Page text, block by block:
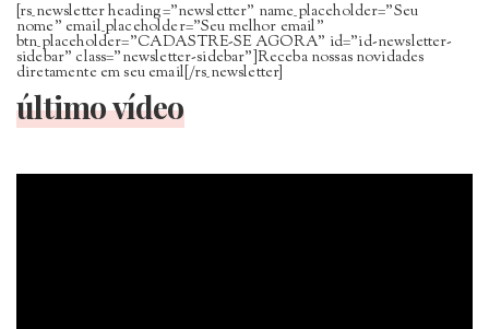
[rs_newsletter heading=”newsletter” name_placeholder=”Seu
nome” email_placeholder=”Seu melhor email”
btn_placeholder=”CADASTRE-SE AGORA” id=”id-newsletter-
sidebar” class=”newsletter-sidebar”]Receba nossas novidades
diretamente em seu email[/rs_newsletter]
último vídeo
Tocador